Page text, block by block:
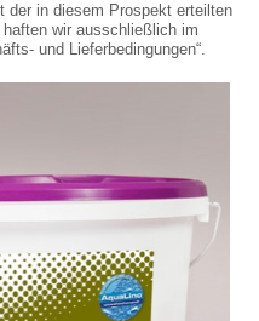
der in diesem Prospekt erteilten
wir ausschließlich im
und Lieferbedingungen“.